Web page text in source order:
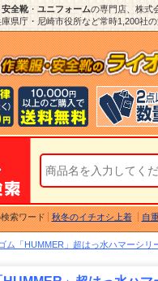
安全靴・ ユニフォームの専門店、株式
県庁・尼崎市役所など常時1,200社
索ワード 秋冬のイチオシ上着 自
ム「HUMMER」超はっ水ハマーシリ